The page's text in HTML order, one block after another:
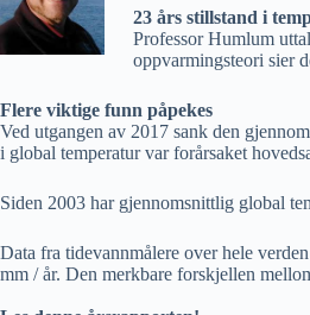
23 års stillstand i
Professor Humlum
oppvarmingsteori sier
Flere viktige funn påpekes
Ved utgangen av 2017 sank den
i global temperatur var forårsaket
Siden 2003 har gjennomsnittlig global
Data fra tidevannmålere over hele
mm / år. Den merkbare forskjellen